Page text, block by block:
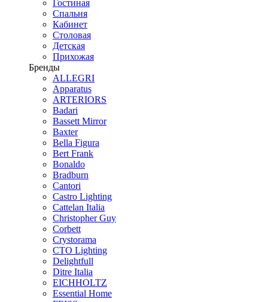
Гостиная
Спальня
Кабинет
Столовая
Детская
Прихожая
Бренды
ALLEGRI
Apparatus
ARTERIORS
Badari
Bassett Mirror
Baxter
Bella Figura
Bert Frank
Bonaldo
Bradburn
Cantori
Castro Lighting
Cattelan Italia
Christopher Guy
Corbett
Crystorama
CTO Lighting
Delightfull
Ditre Italia
EICHHOLTZ
Essential Home